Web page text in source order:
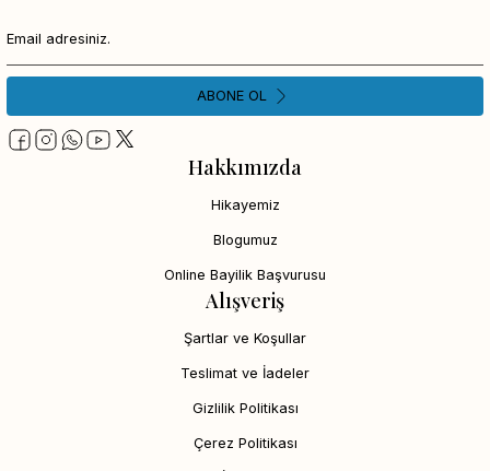
Hakkımızda
Hikayemiz
Blogumuz
Online Bayilik Başvurusu
Alışveriş
Şartlar ve Koşullar
Teslimat ve İadeler
Gizlilik Politikası
Çerez Politikası
ABONE OL